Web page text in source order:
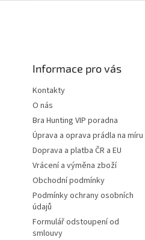
Informace pro vás
Kontakty
O nás
Bra Hunting VIP poradna
Úprava a oprava prádla na míru
Doprava a platba ČR a EU
Vrácení a výměna zboží
Obchodní podmínky
Podmínky ochrany osobních
údajů
Formulář odstoupení od
smlouvy